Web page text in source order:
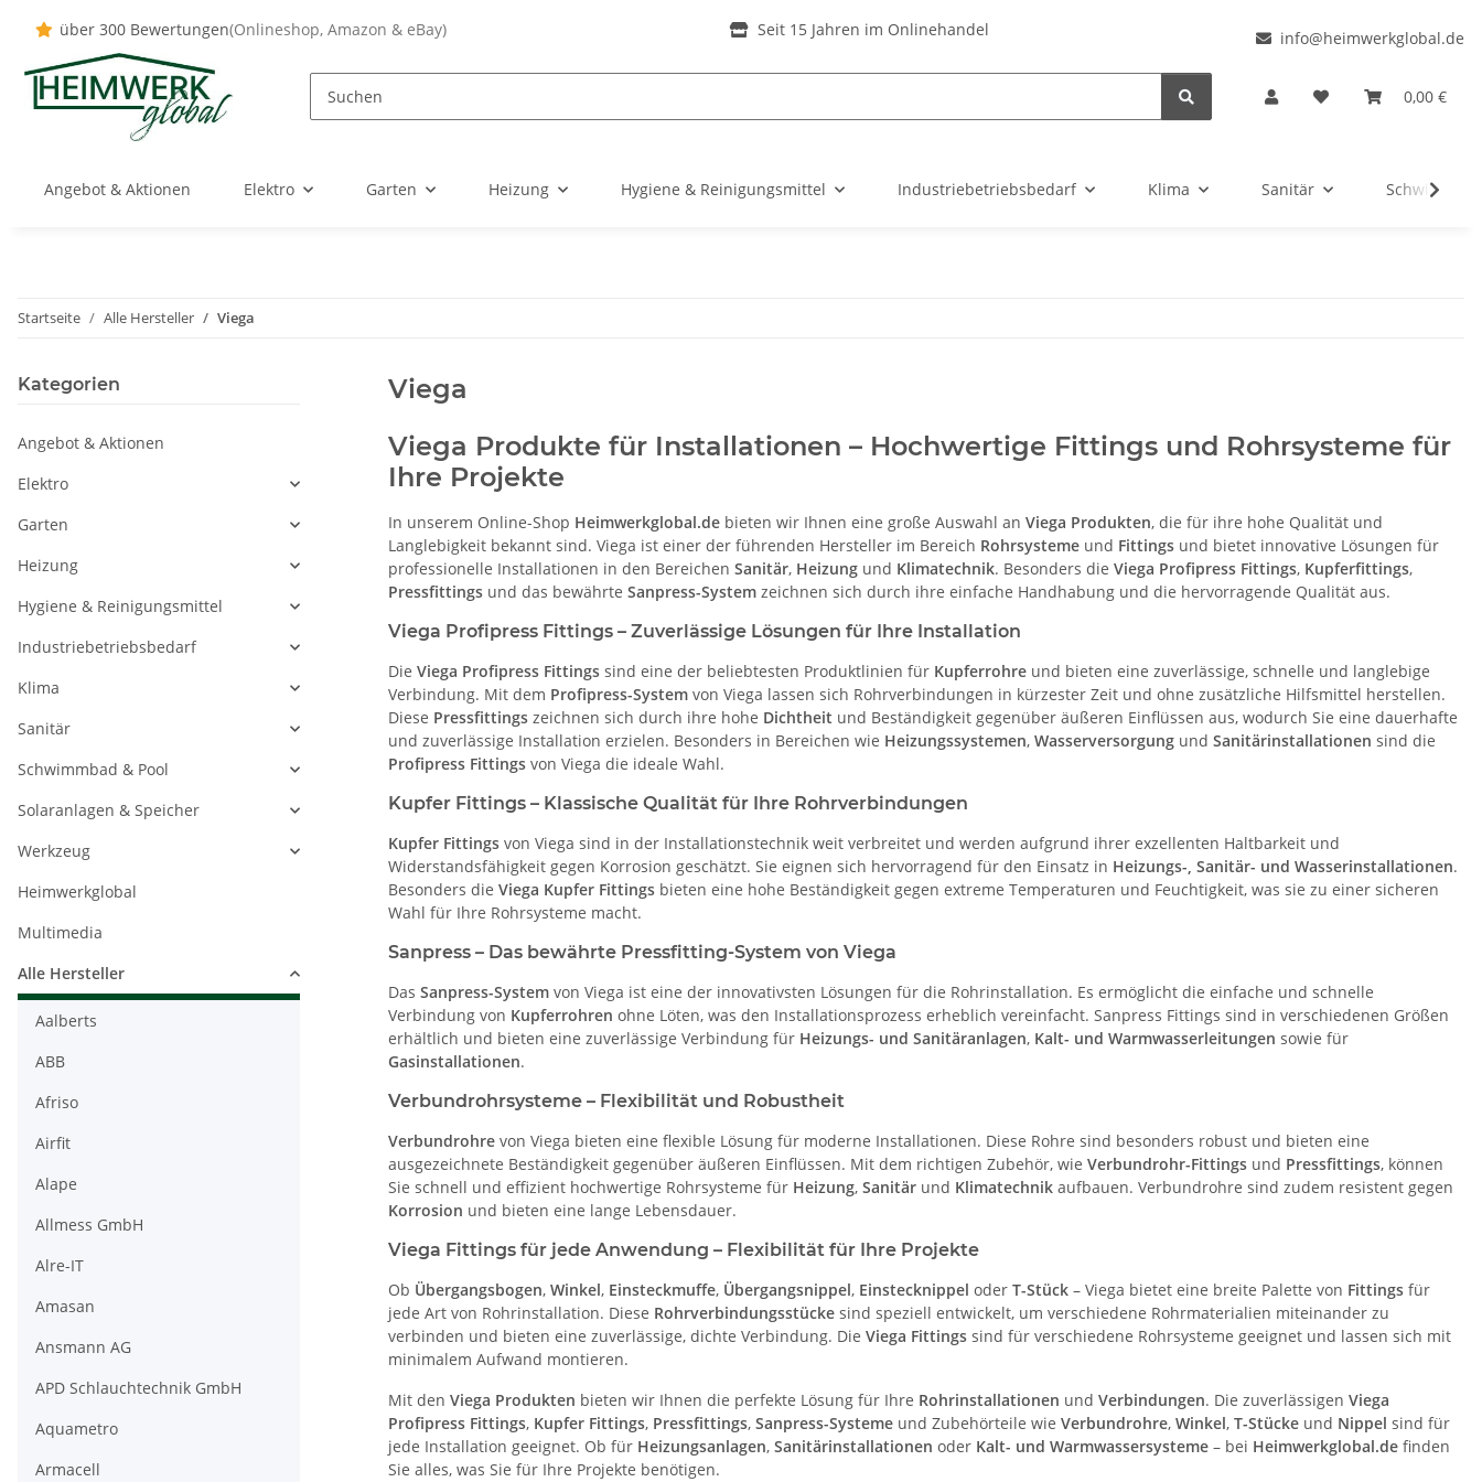
über 300 Bewertungen(Onlineshop, Amazon & eBay) Seit 15 Jahren im Onlinehandel info@heimwerkglobal.de
0,00 €
Angebot & Aktionen Elektro Garten Heizung Hygiene & Reinigungsmittel Industriebetriebsbedarf Klima Sanitär
Startseite Alle Hersteller Viega
Viega
Viega Produkte für Installationen – Hochwertige Fittings und Rohrsysteme für
Ihre Projekte
In unserem Online-Shop Heimwerkglobal.de bieten wir Ihnen eine große Auswahl an Viega Produkten, die für ihre hohe Qualität und
Langlebigkeit bekannt sind. Viega ist einer der führenden Hersteller im Bereich Rohrsysteme und Fittings und bietet innovative Lösungen für
professionelle Installationen in den Bereichen Sanitär, Heizung und Klimatechnik. Besonders die Viega Profipress Fittings, Kupferfittings,
Pressfittings und das bewährte Sanpress-System zeichnen sich durch ihre einfache Handhabung und die hervorragende Qualität aus.
Viega Profipress Fittings – Zuverlässige Lösungen für Ihre Installation
Die Viega Profipress Fittings sind eine der beliebtesten Produktlinien für Kupferrohre und bieten eine zuverlässige, schnelle und langlebige
Verbindung. Mit dem Profipress-System von Viega lassen sich Rohrverbindungen in kürzester Zeit und ohne zusätzliche Hilfsmittel herstellen.
Diese Pressfittings zeichnen sich durch ihre hohe Dichtheit und Beständigkeit gegenüber äußeren Einflüssen aus, wodurch Sie eine dauerhafte
und zuverlässige Installation erzielen. Besonders in Bereichen wie Heizungssystemen, Wasserversorgung und Sanitärinstallationen sind die
Profipress Fittings von Viega die ideale Wahl.
Kupfer Fittings – Klassische Qualität für Ihre Rohrverbindungen
Kupfer Fittings von Viega sind in der Installationstechnik weit verbreitet und werden aufgrund ihrer exzellenten Haltbarkeit und
Widerstandsfähigkeit gegen Korrosion geschätzt. Sie eignen sich hervorragend für den Einsatz in Heizungs-, Sanitär- und Wasserinstallationen.
Besonders die Viega Kupfer Fittings bieten eine hohe Beständigkeit gegen extreme Temperaturen und Feuchtigkeit, was sie zu einer sicheren
Wahl für Ihre Rohrsysteme macht.
Sanpress – Das bewährte Pressfitting-System von Viega
Das Sanpress-System von Viega ist eine der innovativsten Lösungen für die Rohrinstallation. Es ermöglicht die einfache und schnelle
Verbindung von Kupferrohren ohne Löten, was den Installationsprozess erheblich vereinfacht. Sanpress Fittings sind in verschiedenen Größen
erhältlich und bieten eine zuverlässige Verbindung für Heizungs- und Sanitäranlagen, Kalt- und Warmwasserleitungen sowie für
Gasinstallationen.
Verbundrohrsysteme – Flexibilität und Robustheit
Verbundrohre von Viega bieten eine flexible Lösung für moderne Installationen. Diese Rohre sind besonders robust und bieten eine
ausgezeichnete Beständigkeit gegenüber äußeren Einflüssen. Mit dem richtigen Zubehör, wie Verbundrohr-Fittings und Pressfittings, können
Sie schnell und effizient hochwertige Rohrsysteme für Heizung, Sanitär und Klimatechnik aufbauen. Verbundrohre sind zudem resistent gegen
Korrosion und bieten eine lange Lebensdauer.
Viega Fittings für jede Anwendung – Flexibilität für Ihre Projekte
Ob Übergangsbogen, Winkel, Einsteckmuffe, Übergangsnippel, Einstecknippel oder T-Stück – Viega bietet eine breite Palette von Fittings für
jede Art von Rohrinstallation. Diese Rohrverbindungsstücke sind speziell entwickelt, um verschiedene Rohrmaterialien miteinander zu
verbinden und bieten eine zuverlässige, dichte Verbindung. Die Viega Fittings sind für verschiedene Rohrsysteme geeignet und lassen sich mit
minimalem Aufwand montieren.
Mit den Viega Produkten bieten wir Ihnen die perfekte Lösung für Ihre Rohrinstallationen und Verbindungen. Die zuverlässigen Viega
Profipress Fittings, Kupfer Fittings, Pressfittings, Sanpress-Systeme und Zubehörteile wie Verbundrohre, Winkel, T-Stücke und Nippel sind für
jede Installation geeignet. Ob für Heizungsanlagen, Sanitärinstallationen oder Kalt- und Warmwassersysteme – bei Heimwerkglobal.de finden
Sie alles, was Sie für Ihre Projekte benötigen.
Kategorien
Angebot & Aktionen
Elektro
Garten
Heizung
Hygiene & Reinigungsmittel
Industriebetriebsbedarf
Klima
Sanitär
Schwimmbad & Pool
Solaranlagen & Speicher
Werkzeug
Heimwerkglobal
Multimedia
Alle Hersteller
Aalberts
ABB
Afriso
Airfit
Alape
Allmess GmbH
Alre-IT
Amasan
Ansmann AG
APD Schlauchtechnik GmbH
Aquametro
Armacell